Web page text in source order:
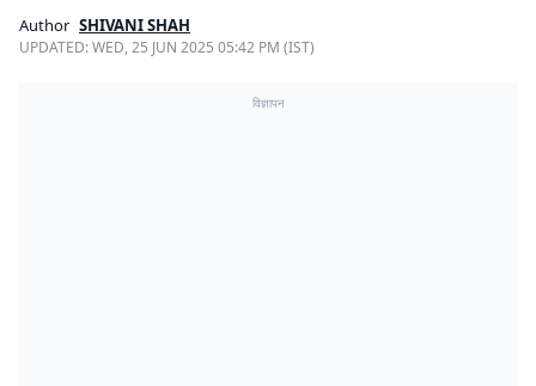
Author SHIVANI SHAH
UPDATED:WED, 25 JUN 2025 05:42 PM (IST)
विज्ञापन